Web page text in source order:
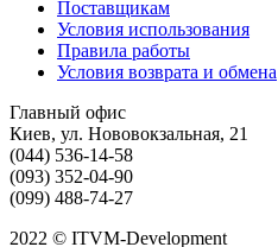
Поставщикам
Условия использования
Правила работы
Условия возврата и обмена
Главный офис
Киев, ул. Нововокзальная, 21
(044) 536-14-58
(093) 352-04-90
(099) 488-74-27
2022 © ITVM-Development